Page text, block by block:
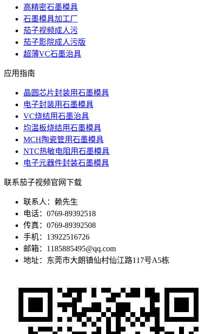
高精密石墨模具
石墨模具加工厂
茄子视频成人污
茄子影院成人污版
超薄VC石墨治具
应用指南
晶圆芯片封装用石墨模具
电子封装用石墨模具
VC烧结用石墨治具
均温板烧结用石墨模具
MCH陶瓷管用石墨模具
NTC热敏电阻用石墨模具
电子元器件封装石墨模具
联系茄子视频官网下载
联系人：赖先生
电话：0769-89392518
传真：0769-89392508
手机：13922516726
邮箱：1185885495@qq.com
地址：东莞市大朗镇仙村仙江路117号A5栋